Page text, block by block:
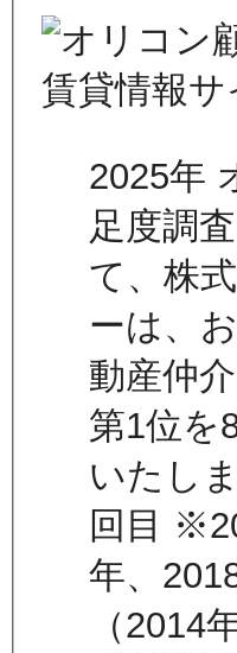
2025年
足度調
て、株
ーは、
動産仲
第1位を
いたし
回目
年、
（2014